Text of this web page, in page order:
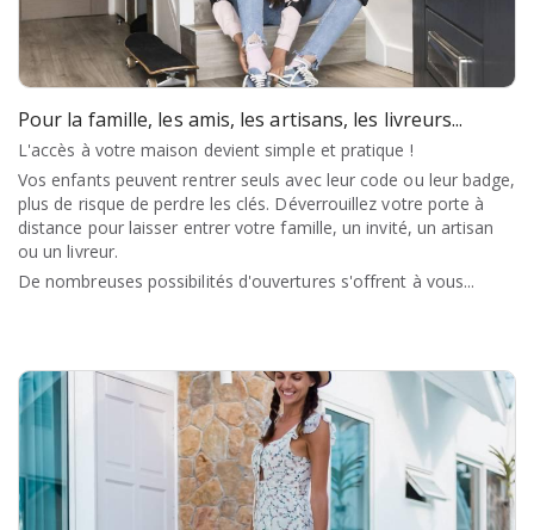
Pour la famille, les amis, les artisans, les livreurs...
L'accès à votre maison devient simple et pratique !
Vos enfants peuvent rentrer seuls avec leur code ou leur badge,
plus de risque de perdre les clés. Déverrouillez votre porte à
distance pour laisser entrer votre famille, un invité, un artisan
ou un livreur.
De nombreuses possibilités d'ouvertures s'offrent à vous...